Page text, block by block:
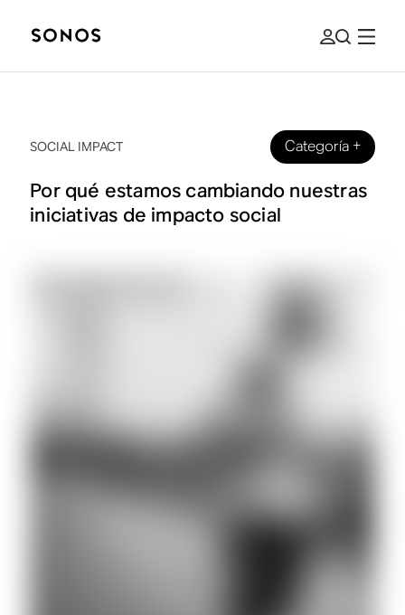
SOCIAL IMPACT Categoría+
Por qué estamos cambiando nuestras
iniciativas de impacto social